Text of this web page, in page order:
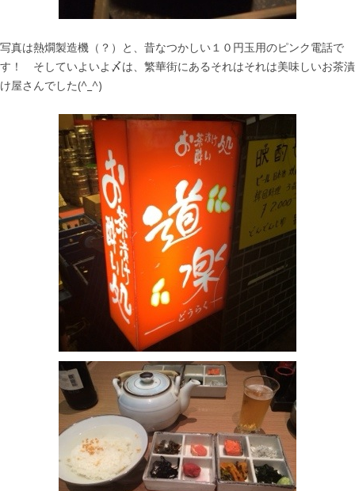
写真は熱燗製造機（？）と、昔なつかしい１０円玉用のピンク電話で
す！ そしていよいよ〆は、繁華街にあるそれはそれは美味しいお茶漬
け屋さんでした(^_^)